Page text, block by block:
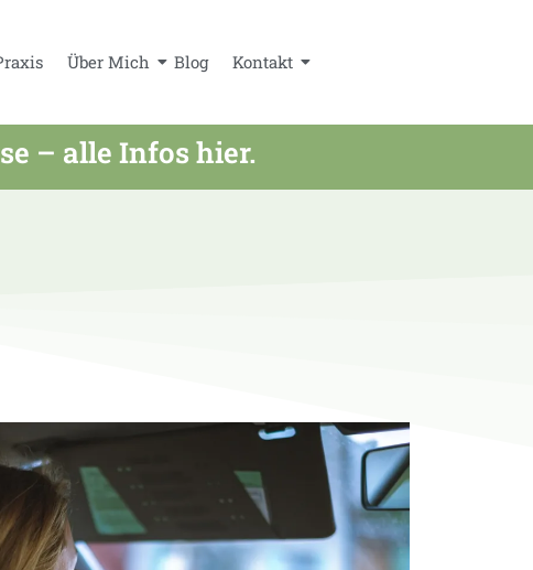
Über Mich Blog Kontakt
– alle Infos hier.